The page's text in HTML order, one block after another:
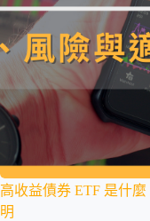
高收益債券 ETF 是什
明